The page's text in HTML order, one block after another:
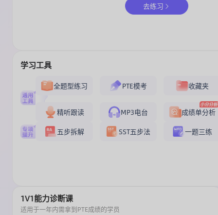
去练习
学习工具
全题型练习 PTE模考 收藏夹
精听跟读 MP3电台
成绩单分析
五步拆解
SST五步法 一题三练
1V1能力诊断课
适用于一年内需拿到PTE成绩的学员